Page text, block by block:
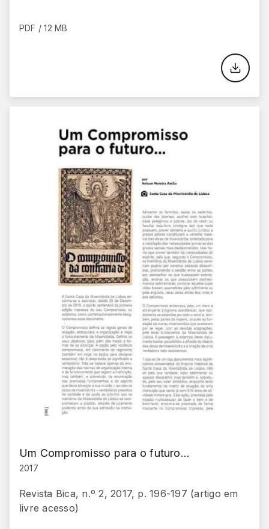
PDF / 12 MB
Um Compromisso para o futuro…
2017
Revista Bica, n.º 2, 2017, p. 196-197 (artigo em
livre acesso)